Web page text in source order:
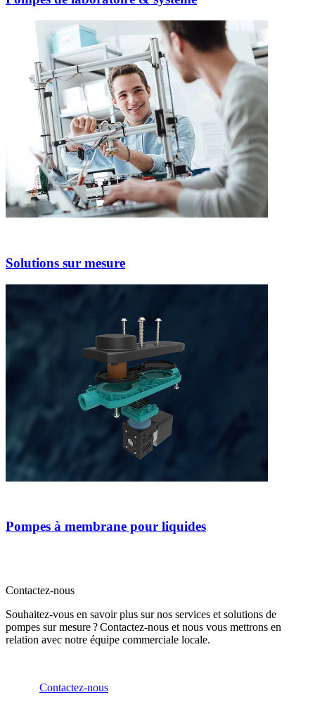
Solutions sur mesure
Pompes à membrane pour liquides
Contactez-nous
Souhaitez-vous en savoir plus sur nos services et solutions de
pompes sur mesure ? Contactez-nous et nous vous mettrons en
relation avec notre équipe commerciale locale.
Contactez-nous